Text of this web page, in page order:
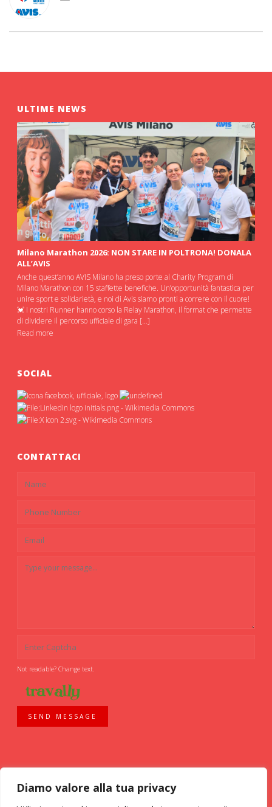
Diamo valore alla tua privacy
ULTIME NEWS
Milano Marathon 2026: NON STARE IN POLTRONA! DONALA
ALL’AVIS
Anche quest’anno AVIS Milano ha preso porte al Charity Program di
Milano Marathon con 15 staffette benefiche. Un’opportunità fantastica per
unire sport e solidarietà, e noi di Avis siamo pronti a correre con il cuore!
💓 I nostri Runner hanno corso la Relay Marathon, il format che permette
di dividere il percorso ufficiale di gara […]
Read more
SOCIAL
CONTATTACI
Not readable? Change text.
SEND MESSAGE